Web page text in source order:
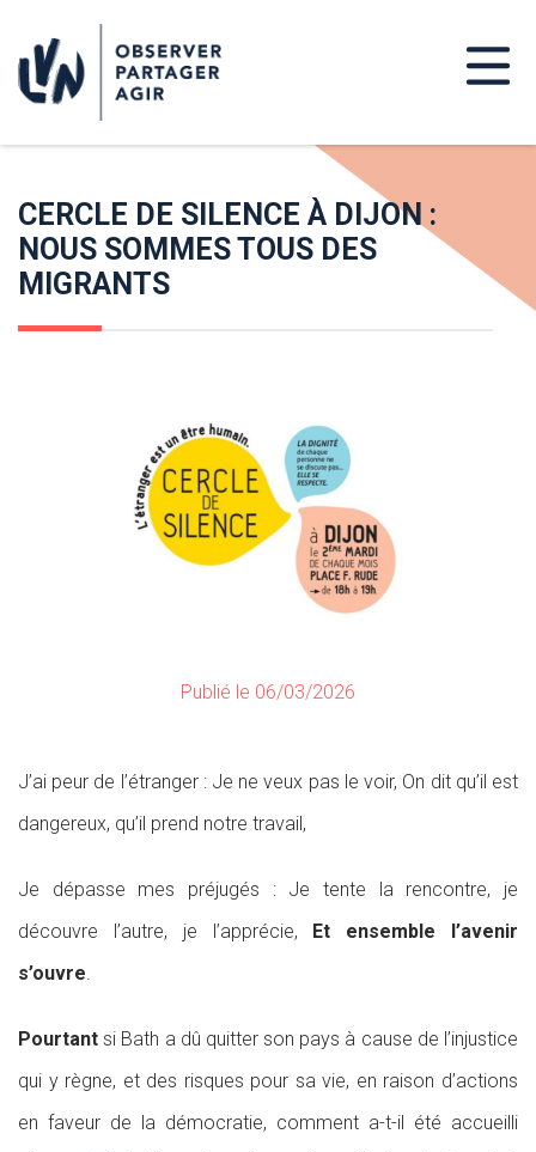
CERCLE DE SILENCE À DIJON :
NOUS SOMMES TOUS DES
MIGRANTS
Publié le 06/03/2026
J’ai peur de l’étranger : Je ne veux pas le voir, On dit qu’il est
dangereux, qu’il prend notre travail,
Je dépasse mes préjugés : Je tente la rencontre, je
découvre l’autre, je l’apprécie,
Et ensemble l’avenir
s’ouvre.
Pourtant si Bath a dû quitter son pays à cause de l’injustice
qui y règne, et des risques pour sa vie, en raison d’actions
en faveur de la démocratie, comment a-t-il été accueilli